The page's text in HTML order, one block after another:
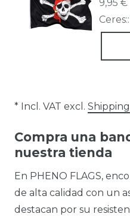
9,95 €
* Incl. VAT excl. Shipping
Compra una
nuestra tienda
En PHENO FLAGS,
de alta calidad con un
destacan por su